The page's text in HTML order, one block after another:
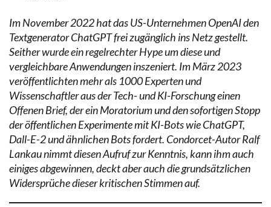
Im November 2022 hat das US-Unternehmen OpenAI den
Textgenerator ChatGPT frei zugänglich ins Netz gestellt.
Seither wurde ein regelrechter Hype um diese und
vergleichbare Anwendungen inszeniert. Im März 2023
veröffentlichten mehr als 1000 Experten und
Wissenschaftler aus der Tech- und KI-Forschung einen
Offenen Brief, der ein Moratorium und den sofortigen Stopp
der öffentlichen Experimente mit KI-Bots wie ChatGPT,
Dall-E-2 und ähnlichen Bots fordert. Condorcet-Autor Ralf
Lankau nimmt diesen Aufruf zur Kenntnis, kann ihm auch
einiges abgewinnen, deckt aber auch die grundsätzlichen
Widersprüche dieser kritischen Stimmen auf.